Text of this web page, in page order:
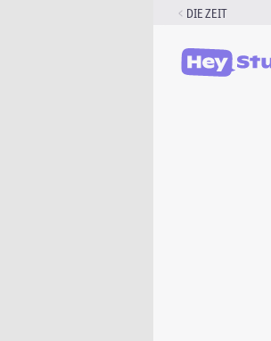
DIE ZEIT